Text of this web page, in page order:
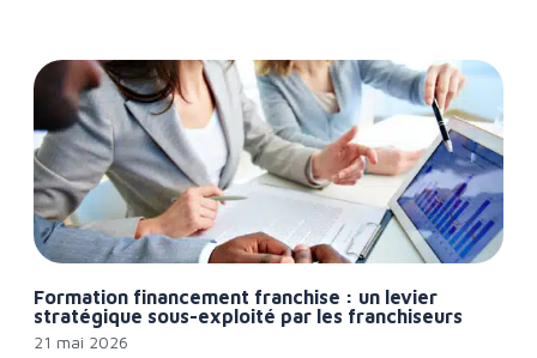
Formation financement franchise : un levier
stratégique sous-exploité par les franchiseurs
21 mai 2026